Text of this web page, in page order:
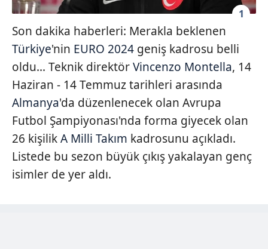
1
Son dakika haberleri: Merakla beklenen
Türkiye'nin EURO 2024 geniş kadrosu belli
oldu... Teknik direktörVincenzo Montella, 14
Haziran - 14 Temmuz tarihleri arasında
Almanya'da düzenlenecek olan Avrupa
Futbol Şampiyonası'nda forma giyecek olan
26 kişilikA Milli Takım kadrosunu açıkladı.
Listede bu sezon büyük çıkış yakalayan genç
isimler de yer aldı.